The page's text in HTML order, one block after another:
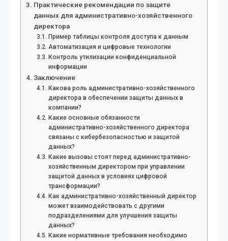
Практические рекомендации по защите
данных для административно-хозяйственного
директора
Пример таблицы контроля доступа к данным
Автоматизация и цифровые технологии
Контроль утилизации конфиденциальной
информации
Заключение
Какова роль административно-хозяйственного
директора в обеспечении защиты данных в
компании?
Какие основные обязанности
административно-хозяйственного директора
связаны с кибербезопасностью и защитой
данных?
Какие вызовы стоят перед административно-
хозяйственным директором при управлении
защитой данных в условиях цифровой
трансформации?
Как административно-хозяйственный директор
может взаимодействовать с другими
подразделениями для улучшения защиты
данных?
Какие нормативные требования необходимо